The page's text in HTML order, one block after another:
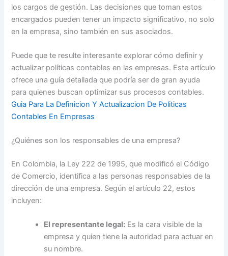
los cargos de gestión. Las decisiones que toman estos
encargados pueden tener un impacto significativo, no solo
en la empresa, sino también en sus asociados.
Puede que te resulte interesante explorar cómo definir y
actualizar políticas contables en las empresas. Este artículo
ofrece una guía detallada que podría ser de gran ayuda
para quienes buscan optimizar sus procesos contables.
Guia Para La Definicion Y Actualizacion De Politicas
Contables En Empresas
¿Quiénes son los responsables de una empresa?
En Colombia, la Ley 222 de 1995, que modificó el Código
de Comercio, identifica a las personas responsables de la
dirección de una empresa. Según el artículo 22, estos
incluyen:
El representante legal: Es la cara visible de la
empresa y quien tiene la autoridad para actuar en
su nombre.